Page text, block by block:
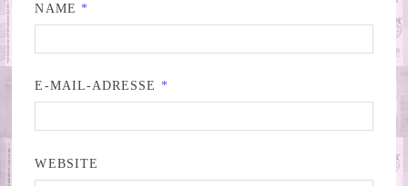
NAME *
E-MAIL-ADRESSE *
WEBSITE